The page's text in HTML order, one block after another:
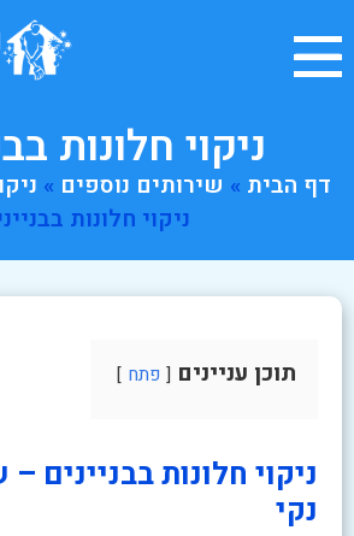
ניקוי חלונות
דף הבית » שירותים נוספים »
ניקוי חלונות
תוכן עניינים פתח
ניקוי חלונות בבניינים
נקי